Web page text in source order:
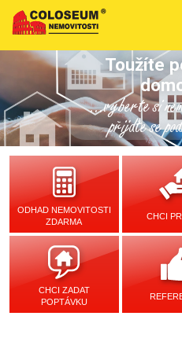
Toužíte
...vyberte si
přijďte se
ODHAD NEMOVITOSTI
ZDARMA
CHCI
CHCI ZADAT
POPTÁVKU